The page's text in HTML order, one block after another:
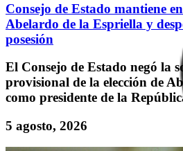
Consejo de Estado mantiene
Abelardo de la Espriella y
posesión
El Consejo de Estado negó la
provisional de la elección de
como presidente de la
5 agosto, 2026